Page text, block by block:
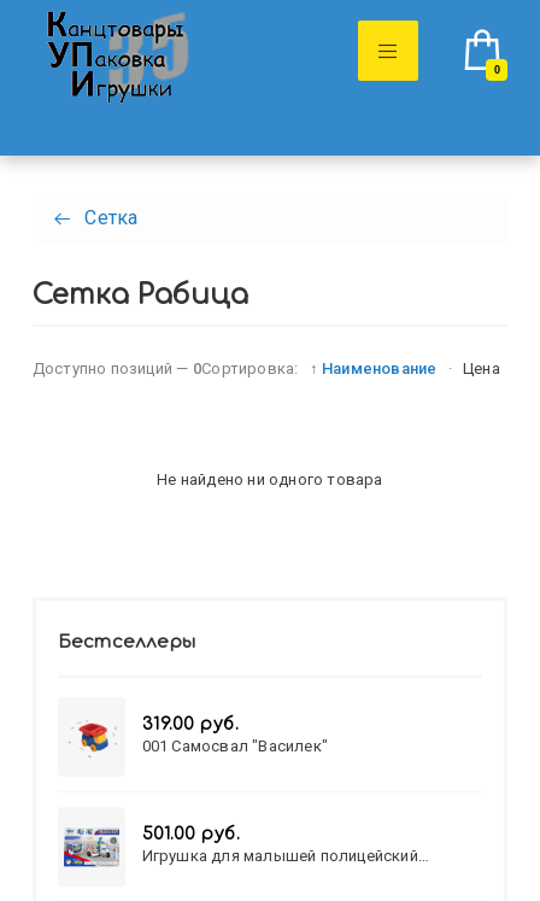
0
Сетка
Сетка Рабица
Доступно позиций — 0Сортировка: ↑ Наименование · Цена
Не найдено ни одного товара
Бестселлеры
319.00 руб.
001 Самосвал "Василек"
501.00 руб.
Игрушка для малышей полицейский